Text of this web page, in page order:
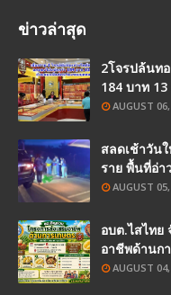
ข่าวล่าสุด
2โจรปล้นท
184 บาท
AUGUST
สลดเช้าวัน
ราย พื้นที่อ่า
AUGUST
อบต.ไสไทย
อาชีพด้านก
AUGUST